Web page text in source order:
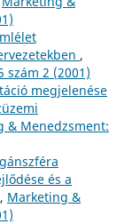
,
szám 2 (2001)
megjelenése
& Menedzsment:
és a
, Marketing &